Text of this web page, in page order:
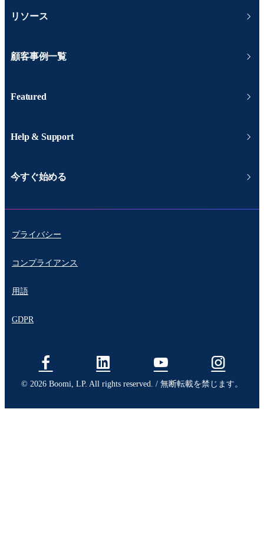
リソース
顧客事例一覧
Featured
Help & Support
今すぐ始める
プライバシー
コンプライアンス
用語
GDPR
© 2026 Boomi, LP. All rights reserved. / 無断転載を禁じます。